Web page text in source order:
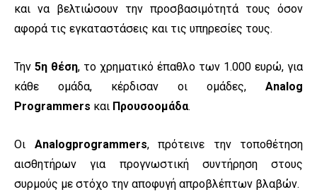
και να βελτιώσουν την προσβασιμότητά τους όσον
αφορά τις εγκαταστάσεις και τις υπηρεσίες τους.
Την 5η θέση, το χρηματικό έπαθλο των 1.000 ευρώ, για
κάθε ομάδα, κέρδισαν οι ομάδες, Analog
Programmers και Προυσοομάδα.
Οι Analogprogrammers, πρότεινε την τοποθέτηση
αισθητήρων για προγνωστική συντήρηση στους
συρμούς με στόχο την αποφυγή απροβλέπτων βλαβών.